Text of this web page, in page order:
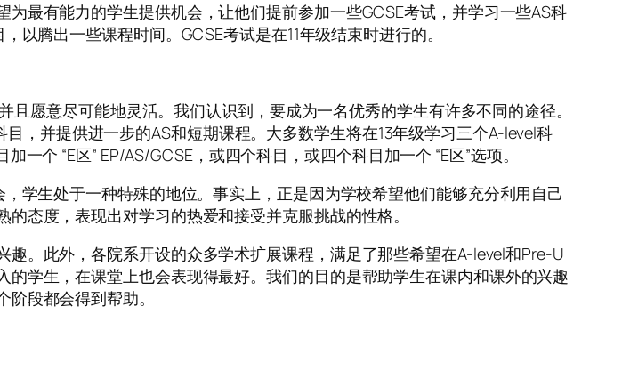
最有能力的学生提供机会，让他们提前参加一些GCSE考试，并学习一些AS科
以腾出一些课程时间。GCSE考试是在11年级结束时进行的。
愿意尽可能地灵活。我们认识到，要成为一名优秀的学生有许多不同的途径。
，并提供进一步的AS和短期课程。大多数学生将在13年级学习三个A-level科
个 “E区” EP/AS/GCSE，或四个科目，或四个科目加一个 “E区”选项。
学生处于一种特殊的地位。事实上，正是因为学校希望他们能够充分利用自己
态度，表现出对学习的热爱和接受并克服挑战的性格。
。此外，各院系开设的众多学术扩展课程，满足了那些希望在A-level和Pre-U
学生，在课堂上也会表现得最好。我们的目的是帮助学生在课内和课外的兴趣
段都会得到帮助。